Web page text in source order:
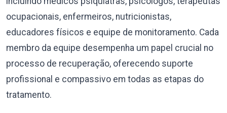
ocupacionais, enfermeiros, nutricionistas,
educadores físicos e equipe de monitoramento. Cada
membro da equipe desempenha um papel crucial no
processo de recuperação, oferecendo suporte
profissional e compassivo em todas as etapas do
tratamento.